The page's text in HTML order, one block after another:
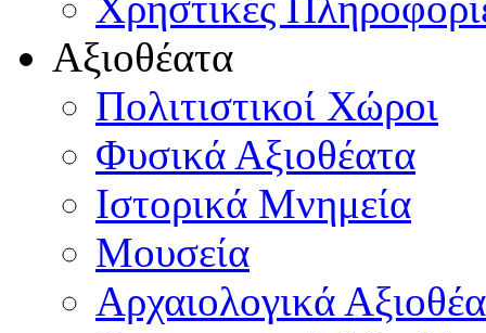
Αξιοθέατα
Πολιτιστικοί Χώροι
Φυσικά Αξιοθέατα
Ιστορικά Μνημεία
Μουσεία
Αρχαιολογικά